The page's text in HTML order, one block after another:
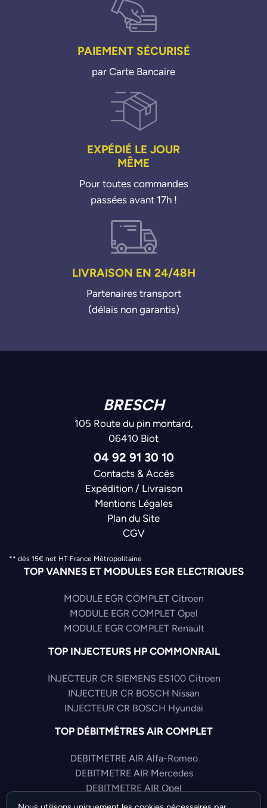
PAIEMENT SÉCURISÉ
par Carte Bancaire
EXPÉDIÉ LE JOUR
MÊME
Pour toutes commandes
passées avant 17h !
LIVRAISON EN 24/48H
Partenaires transport
(délais non garantis)
BRESCH
105 Route du pin montard,
06410 Biot
04 92 91 30 10
Contacts & Accès
Expédition / Livraison
Mentions Légales
Plan du Site
CGV
** dès 15€ net HT France Métropolitaine
TOP VANNES ET MODULES EGR ELECTRIQUES
MODULE EGR COMPLET Citroen
MODULE EGR COMPLET Opel
MODULE EGR COMPLET Renault
TOP INJECTEURS HP COMMONRAIL
INJECTEUR CR SIEMENS ES100 Citroen
INJECTEUR CR BOSCH Nissan
INJECTEUR CR BOSCH Hyundai
TOP DÉBITMÈTRES AIR COMPLET
DEBITMETRE AIR Alfa-Romeo
DEBITMETRE AIR Mercedes
DEBITMETRE AIR Opel